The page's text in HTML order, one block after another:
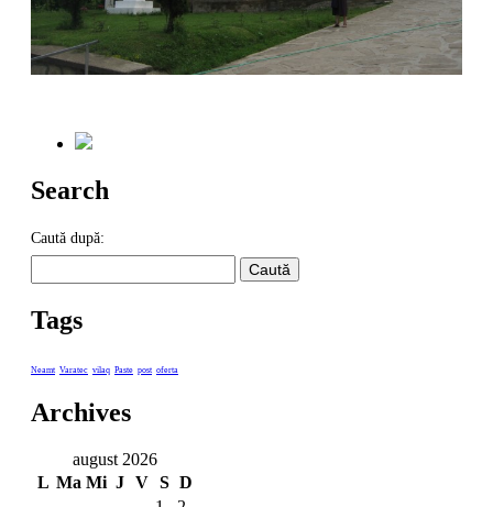
Search
Caută după:
Tags
Neamt Varatec vilaq Paste post oferta
Archives
august 2026
L Ma Mi J V S D